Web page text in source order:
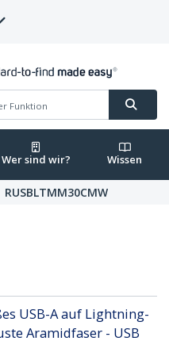
Wer sind wir? Wissen
RUSBLTMM30CMW
USB-A auf Lightning-
Aramidfaser - USB